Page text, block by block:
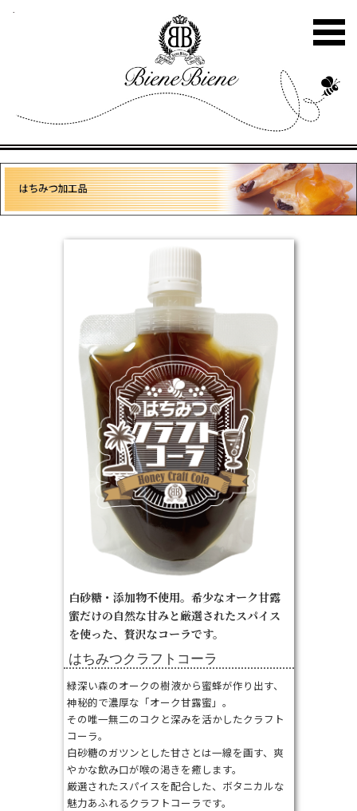
白砂糖・添加物不使用。希少なオーク甘露
蜜だけの自然な甘みと厳選されたスパイス
を使った、贅沢なコーラです。
はちみつクラフトコーラ
緑深い森のオークの樹液から蜜蜂が作り出す、
神秘的で濃厚な「オーク甘露蜜」。
その唯一無二のコクと深みを活かしたクラフト
コーラ。
白砂糖のガツンとした甘さとは一線を画す、爽
やかな飲み口が喉の渇きを癒します。
厳選されたスパイスを配合した、ボタニカルな
魅力あふれるクラフトコーラです。